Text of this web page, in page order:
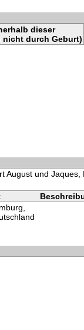
dieser
nicht durch Geburt)
August und Jaques,